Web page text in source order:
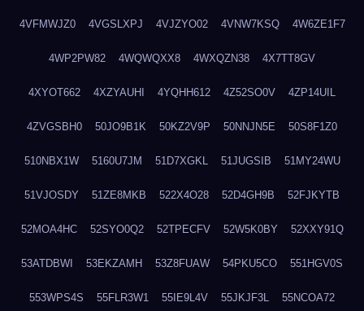
4VFMWJZ0 4VGSLXPJ 4VJZYO02 4VNW7KSQ 4W6ZE1F7
4WP2PW82 4WQWQXX8 4WXQZN38 4X7TT8GV
4XYOT662 4XZYAUHI 4YQHH612 4Z52SO0V 4ZP14UIL
4ZVGSBH0 50JO9B1K 50KZ2V9P 50NNJN5E 50S8F1Z0
510NBX1W 5160U7JM 51D7XGKL 51JUGSIB 51MY24WU
51VJOSDY 51ZE8MKB 522X4O28 52D4GH9B 52FJKYTB
52MOA4HC 52SYO0Q2 52TPECFV 52W5K0BY 52XXY91Q
53ATDBWI 53EKZAMH 53Z8FUAW 54PKU5CO 551HGV0S
553WPS4S 55FLR3W1 55IE9L4V 55JKJF3L 55NCOA72